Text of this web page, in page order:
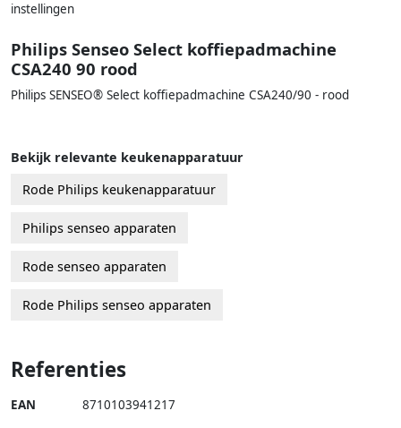
instellingen
Philips Senseo Select koffiepadmachine
CSA240 90 rood
Philips SENSEO® Select koffiepadmachine CSA240/90 - rood
Bekijk relevante keukenapparatuur
Rode Philips keukenapparatuur
Philips senseo apparaten
Rode senseo apparaten
Rode Philips senseo apparaten
Referenties
EAN 8710103941217